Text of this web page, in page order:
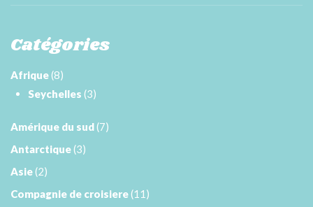
Catégories
Afrique(8)
Seychelles (3)
Amérique du sud(7)
Antarctique(3)
Asie(2)
Compagnie de croisiere(11)